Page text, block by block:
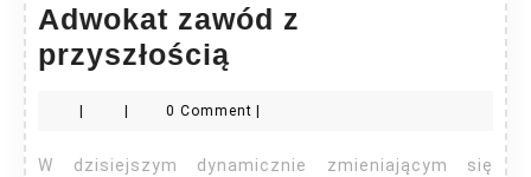
Adwokat zawód z
przyszłością
z
przyszłością
| | 0 Comment |
W dzisiejszym dynamicznie zmieniającym się